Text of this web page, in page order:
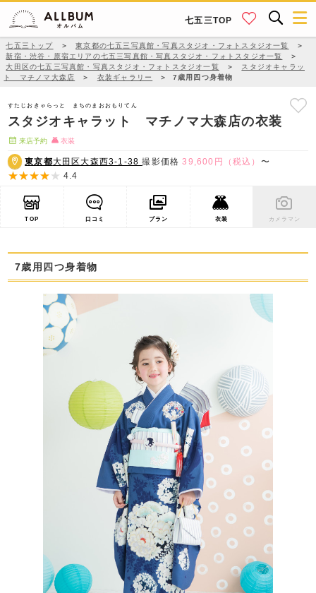
七五三TOP
七五三トップ ＞ 東京都の七五三写真館・写真スタジオ・フォトスタジオ一覧
＞
新宿・渋谷・原宿エリアの七五三写真館・写真スタジオ・フォトスタジオ一覧
＞
大田区の七五三写真館・写真スタジオ・フォトスタジオ一覧
＞
スタジオキャラッ
ト マチノマ大森店
＞ 衣装ギャラリー ＞ 7歳用四つ身着物
すたじおきゃらっと まちのまおおもりてん
スタジオキャラット マチノマ大森店の衣装
来店予約 衣装
東京都大田区大森西3-1-38撮影価格39,600円（税込） 〜
4.4
TOP 口コミ プラン 衣装 カメラマン
7歳用四つ身着物